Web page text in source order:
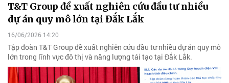
T&T Group đề xuất nghiên cứu đầu tư nhiều
dự án quy mô lớn tại Đắk Lắk
16/06/2026 14:20
Tập đoàn T&T Group đề xuất nghiên cứu đầu tư nhiều dự án quy mô
lớn trong lĩnh vực đô thị và năng lượng tái tạo tại Đắk Lắk.